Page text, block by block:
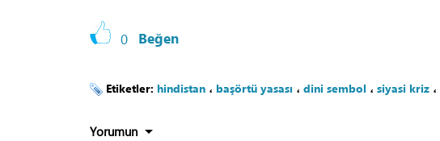
0 Beğen
Etiketler: hindistan ، başörtü yasası ، dini sembol ، siyasi kriz ،
Yorumun